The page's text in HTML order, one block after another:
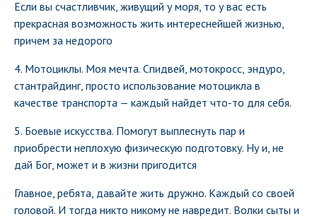
Если вы счастливчик, живущий у моря, то у вас есть
прекрасная возможность жить интереснейшей жизнью,
причем за недорого
4. Мотоциклы. Моя мечта. Спидвей, мотокросс, эндуро,
стантрайдинг, просто использование мотоцикла в
качестве транспорта — каждый найдет что-то для себя.
5. Боевые искусства. Помогут выплеснуть пар и
приобрести неплохую физическую подготовку. Ну и, не
дай Бог, может и в жизни пригодится
Главное, ребята, давайте жить дружно. Каждый со своей
головой. И тогда никто никому не навредит. Волки сыты и